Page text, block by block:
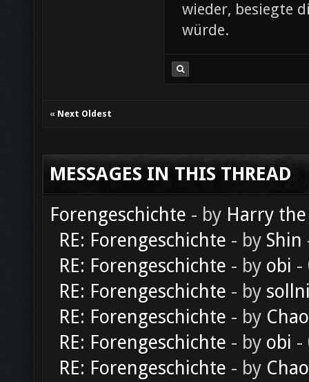
wieder, besiegte
würde.
« Next Oldest
MESSAGES IN THIS THREAD
Forengeschichte - by Harry
RE: Forengeschichte - by Shin
RE: Forengeschichte - by obi -
RE: Forengeschichte - by
RE: Forengeschichte - by
RE: Forengeschichte - by obi -
RE: Forengeschichte - by